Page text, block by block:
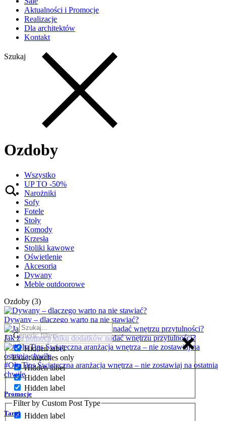
Aktualności i Promocje
Realizacje
Dla architektów
Kontakt
Szukaj
Generic filters
Hidden label
Exact matches only
Hidden label
Hidden label
Hidden label
Filter by Custom Post Type
Hidden label
Ozdoby
Wszystko
UP TO -50%
Narożniki
Sofy
Fotele
Stoły
Komody
Krzesła
Stoliki kawowe
Oświetlenie
Akcesoria
Dywany
Meble outdoorowe
Ozdoby (3)
Dywany – dlaczego warto na nie stawiać?
Jak za pomocą kilku dodatków nadać wnętrzu przytulności?
#OltaTips Świąteczna aranżacja wnętrza – nie zostawiaj na ostatnią
chwilę
Promocje
Targi